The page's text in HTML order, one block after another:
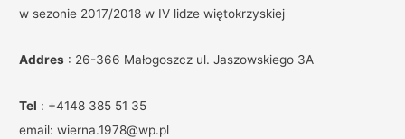
w sezonie 2017/2018 w IV lidze więtokrzyskiej
Addres : 26-366 Małogoszcz ul. Jaszowskiego 3A
Tel : +4148 385 51 35
email: wierna.1978@wp.pl